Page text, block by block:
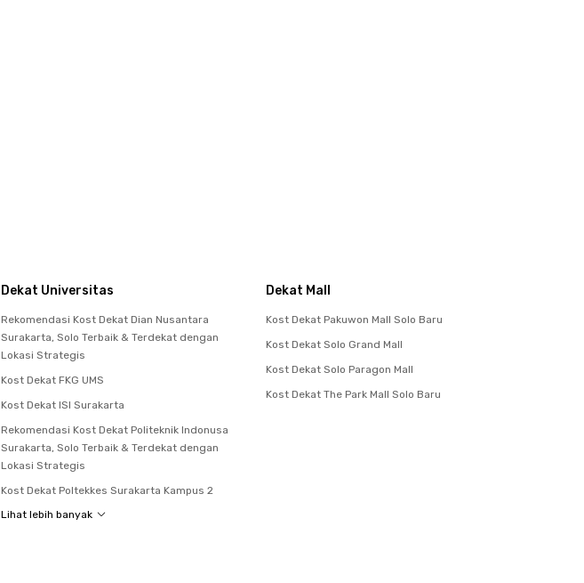
Dekat Universitas
Rekomendasi Kost Dekat Dian Nusantara
Surakarta, Solo Terbaik & Terdekat dengan
Lokasi Strategis
Kost Dekat FKG UMS
Kost Dekat ISI Surakarta
Rekomendasi Kost Dekat Politeknik Indonusa
Surakarta, Solo Terbaik & Terdekat dengan
Lokasi Strategis
Kost Dekat Poltekkes Surakarta Kampus 2
Lihat lebih banyak
Dekat Mall
Kost Dekat Pakuwon Mall Solo Baru
Kost Dekat Solo Grand Mall
Kost Dekat Solo Paragon Mall
Kost Dekat The Park Mall Solo Baru